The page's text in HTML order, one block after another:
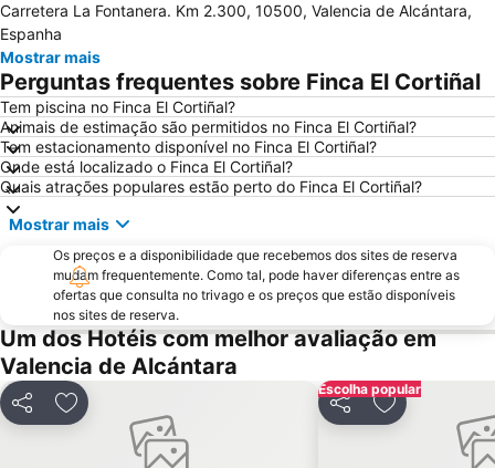
Centro Lazer da Portagem
Igreja do Convento de Santo António
Estátua de Don Pedro V
Igreja Matriz de Santo António das Areias
Casa Amarela
Estação de Caminhos de Ferro de Castelo de Vide
Fonte da Vila
Valencia de Alcántara
Carretera La Fontanera. Km 2.300, 10500, Valencia de Alcántara,
Espanha
Mostrar mais
Perguntas frequentes sobre Finca El Cortiñal
Tem piscina no Finca El Cortiñal?
Animais de estimação são permitidos no Finca El Cortiñal?
Tem estacionamento disponível no Finca El Cortiñal?
Onde está localizado o Finca El Cortiñal?
Quais atrações populares estão perto do Finca El Cortiñal?
Mostrar mais
Os preços e a disponibilidade que recebemos dos sites de reserva
mudam frequentemente. Como tal, pode haver diferenças entre as
ofertas que consulta no trivago e os preços que estão disponíveis
nos sites de reserva.
Um dos Hotéis com melhor avaliação em
Valencia de Alcántara
PartilharAdicionar aos favoritos
Escolha popular
PartilharAdicionar